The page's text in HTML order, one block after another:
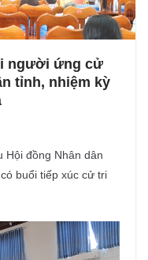
người ứng cử
tỉnh, nhiệm kỳ
Hội đồng Nhân dân
buổi tiếp xúc cử tri